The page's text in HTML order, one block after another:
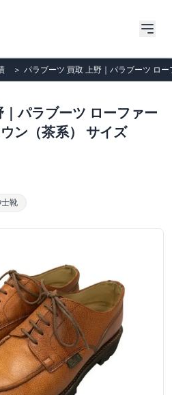
＞ パラブーツ 買取 上野｜パラブーツ ロ
パラブーツ ローファー
ン（茶系） サイズ
靴